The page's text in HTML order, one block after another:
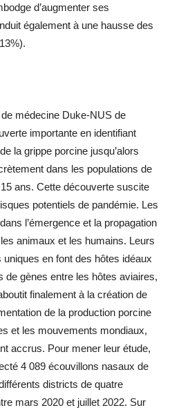
d’augmenter ses
également à une hausse des
médecine Duke-NUS de
importante en identifiant
la grippe porcine jusqu’alors
dans les populations de
ans. Cette découverte suscite
potentiels de pandémie. Les
l’émergence et la propagation
animaux et les humains. Leurs
en font des hôtes idéaux
de gènes entre les hôtes aviaires,
finalement à la création de
de la production porcine
et les mouvements mondiaux,
accrus. Pour mener leur étude,
4 089 écouvillons nasaux de
districts de quatre
mars 2020 et juillet 2022. Sur